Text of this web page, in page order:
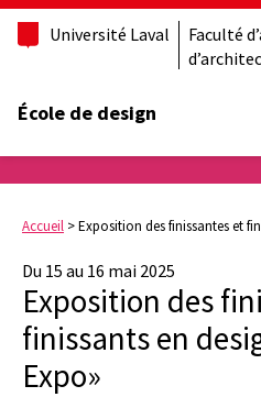
Université Laval
Faculté
École de design
Accueil >Exposition des finissantes et
Du 15 au 16 mai 2025
Exposition des
finissants en
Expo»